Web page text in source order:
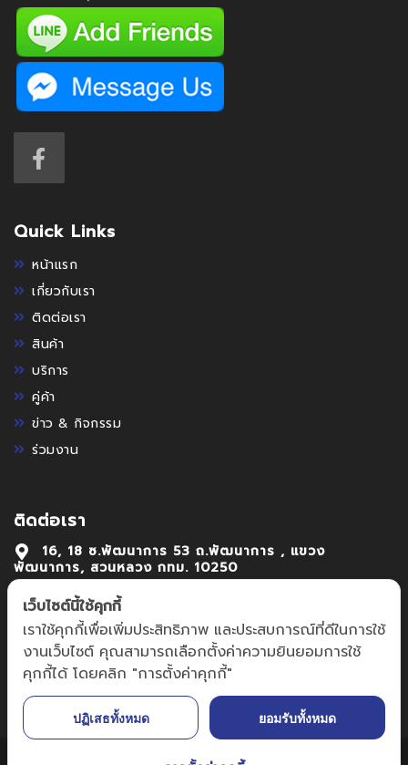
Quick Links
หน้าแรก
เกี่ยวกับเรา
ติดต่อเรา
สินค้า
บริการ
คู่ค้า
ข่าว & กิจกรรม
ร่วมงาน
ติดต่อเรา
16, 18 ซ.พัฒนาการ 53 ถ.พัฒนาการ , แขวง
พัฒนาการ, สวนหลวง กทม. 10250
02-7222992-4
focus@focusmechanic.co.th,
sales@focusmechanic.co.th
เว็บไซต์นี้ใช้คุกกี้
เราใช้คุกกี้เพื่อเพิ่มประสิทธิภาพ และประสบการณ์ที่ดีในการใช้
งานเว็บไซต์ คุณสามารถเลือกตั้งค่าความยินยอมการใช้
คุกกี้ได้ โดยคลิก "การตั้งค่าคุกกี้"
ปฏิเสธทั้งหมด ยอมรับทั้งหมด